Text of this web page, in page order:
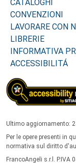
CATALOGHI
CONVENZIONI
LAVORARE CON
LIBRERIE
INFORMATIVA
ACCESSIBILITÁ
Ultimo aggiornamento:
Per le opere presenti in
normativa sul diritto
FrancoAngeli s.r.l. P.IVA